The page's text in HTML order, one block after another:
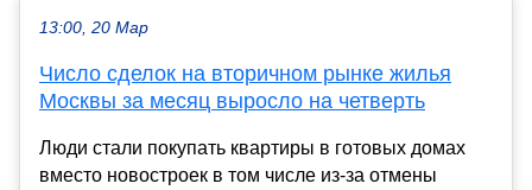
13:00, 20 Мар
Число сделок на вторичном рынке жилья
Москвы за месяц выросло на четверть
Люди стали покупать квартиры в готовых домах
вместо новостроек в том числе из-за отмены